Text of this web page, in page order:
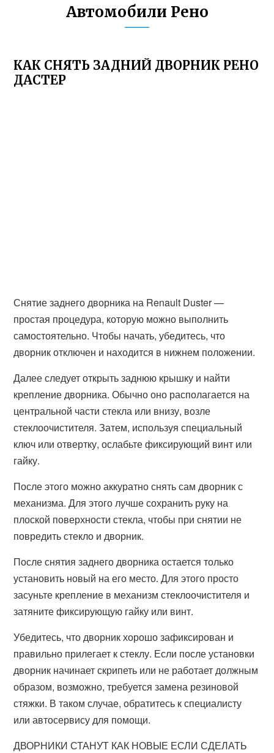
Автомобили Рено
КАК СНЯТЬ ЗАДНИЙ ДВОРНИК РЕНО
ДАСТЕР
Снятие заднего дворника на Renault Duster —
простая процедура, которую можно выполнить
самостоятельно. Чтобы начать, убедитесь, что
дворник отключен и находится в нижнем положении.
Далее следует открыть заднюю крышку и найти
крепление дворника. Обычно оно располагается на
центральной части стекла или внизу, возле
стеклоочистителя. Затем, используя специальный
ключ или отвертку, ослабьте фиксирующий винт или
гайку.
После этого можно аккуратно снять сам дворник с
механизма. Для этого лучше сохранить руку на
плоской поверхности стекла, чтобы при снятии не
повредить стекло и дворник.
После снятия заднего дворника остается только
установить новый на его место. Для этого просто
засуньте крепление в механизм стеклоочистителя и
затяните фиксирующую гайку или винт.
Убедитесь, что дворник хорошо зафиксирован и
правильно прилегает к стеклу. Если после установки
дворник начинает скрипеть или не работает должным
образом, возможно, требуется замена резиновой
стяжки. В таком случае, обратитесь к специалисту
или автосервису для помощи.
ДВОРНИКИ СТАНУТ КАК НОВЫЕ ЕСЛИ СДЕЛАТЬ